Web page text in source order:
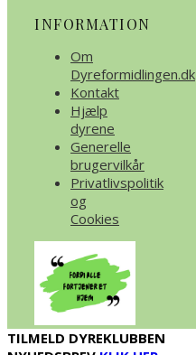
INFORMATION
Om
Dyreformidlingen.dk
Kontakt
Hjælp
dyrene
Generelle
brugervilkår
Privatlivspolitik
og
Cookies
TILMELD DYREKLUBBEN